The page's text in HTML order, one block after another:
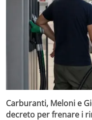
Carburanti, Meloni e
decreto per frenare i